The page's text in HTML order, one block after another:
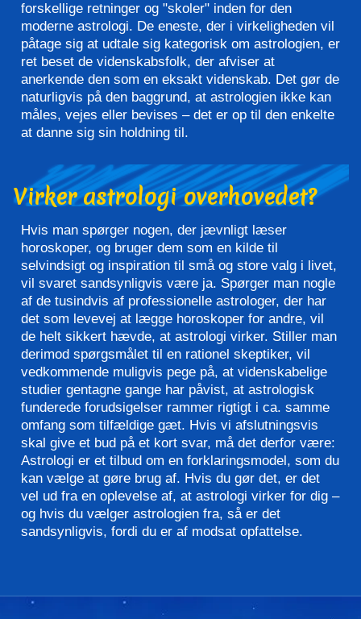
forskellige retninger og "skoler" inden for den
moderne astrologi. De eneste, der i virkeligheden vil
påtage sig at udtale sig kategorisk om astrologien, er
ret beset de videnskabsfolk, der afviser at
anerkende den som en eksakt videnskab. Det gør de
naturligvis på den baggrund, at astrologien ikke kan
måles, vejes eller bevises – det er op til den enkelte
at danne sig sin holdning til.
Virker astrologi overhovedet?
Hvis man spørger nogen, der jævnligt læser
horoskoper, og bruger dem som en kilde til
selvindsigt og inspiration til små og store valg i livet,
vil svaret sandsynligvis være ja. Spørger man nogle
af de tusindvis af professionelle astrologer, der har
det som levevej at lægge horoskoper for andre, vil
de helt sikkert hævde, at astrologi virker. Stiller man
derimod spørgsmålet til en rationel skeptiker, vil
vedkommende muligvis pege på, at videnskabelige
studier gentagne gange har påvist, at astrologisk
funderede forudsigelser rammer rigtigt i ca. samme
omfang som tilfældige gæt. Hvis vi afslutningsvis
skal give et bud på et kort svar, må det derfor være:
Astrologi er et tilbud om en forklaringsmodel, som du
kan vælge at gøre brug af. Hvis du gør det, er det
vel ud fra en oplevelse af, at astrologi virker for dig –
og hvis du vælger astrologien fra, så er det
sandsynligvis, fordi du er af modsat opfattelse.